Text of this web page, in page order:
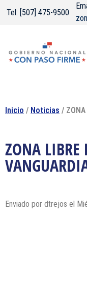
Tel: [507] 475-9500
Inicio / Noticias / ZONA
ZONA LIBRE
Enviado por dtrejos el